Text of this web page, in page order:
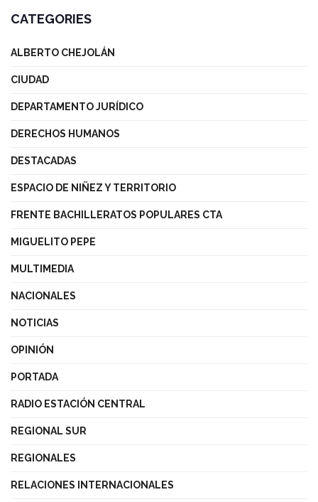
CATEGORIES
ALBERTO CHEJOLÁN
CIUDAD
DEPARTAMENTO JURÍDICO
DERECHOS HUMANOS
DESTACADAS
ESPACIO DE NIÑEZ Y TERRITORIO
FRENTE BACHILLERATOS POPULARES CTA
MIGUELITO PEPE
MULTIMEDIA
NACIONALES
NOTICIAS
OPINIÓN
PORTADA
RADIO ESTACIÓN CENTRAL
REGIONAL SUR
REGIONALES
RELACIONES INTERNACIONALES